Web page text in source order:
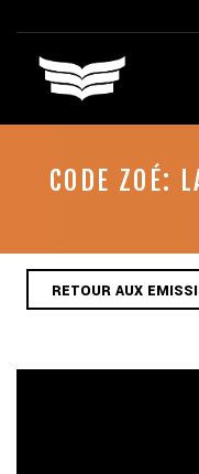
CODE ZOÉ:
RETOUR AUX